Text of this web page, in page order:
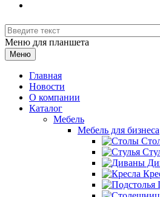
Меню для планшета
Меню
Главная
Новости
О компании
Каталог
Мебель
Мебель для бизнеса